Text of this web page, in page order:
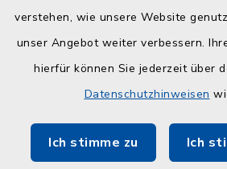
verstehen, wie unsere Website
unser Angebot weiter verbessern.
hierfür können Sie jederzeit über
Datenschutzhinweisen
Ich stimme zu Ich
Quicklinks
Kreisverwaltung Plön
ZuFiSH